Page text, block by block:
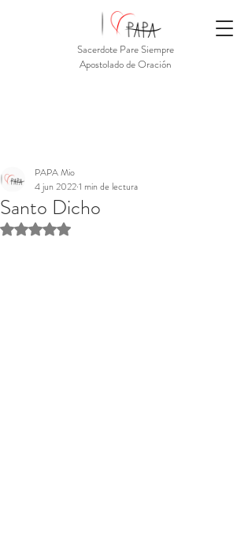
Sacerdote Pare Siempre
Apostolado de Oración
Santo Dicho
PAPA Mio
4 jun 20221 min de lectura
Obtuvo NaN de 5 estrellas.